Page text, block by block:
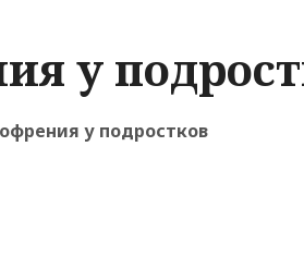
у
у подростков